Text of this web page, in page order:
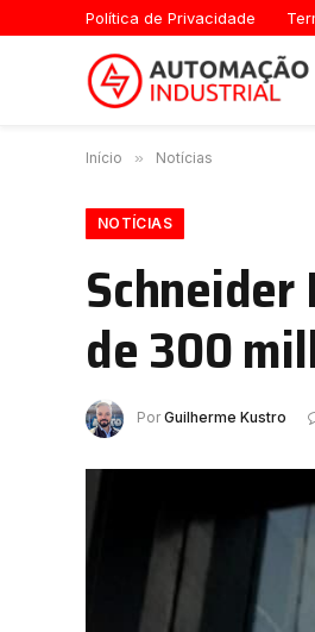
Política de Privacidade
Início » Notícias
NOTÍCIAS
de 300
Por Guilherme Kustro